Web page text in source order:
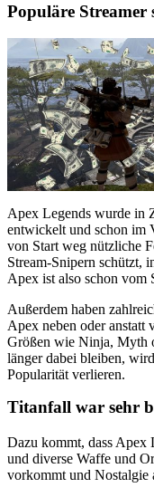
Populäre Streamer
Apex Legends wurde in
entwickelt und schon im
von Start weg nützliche
Stream-Snipern schützt,
Apex ist also schon vom
Außerdem haben
Apex neben oder anstatt
Größen wie Ninja, Myth
länger dabei bleiben,
Popularität verlieren.
Titanfall war sehr
Dazu kommt, dass Apex
und diverse Waffe und
vorkommt und Nostalgie